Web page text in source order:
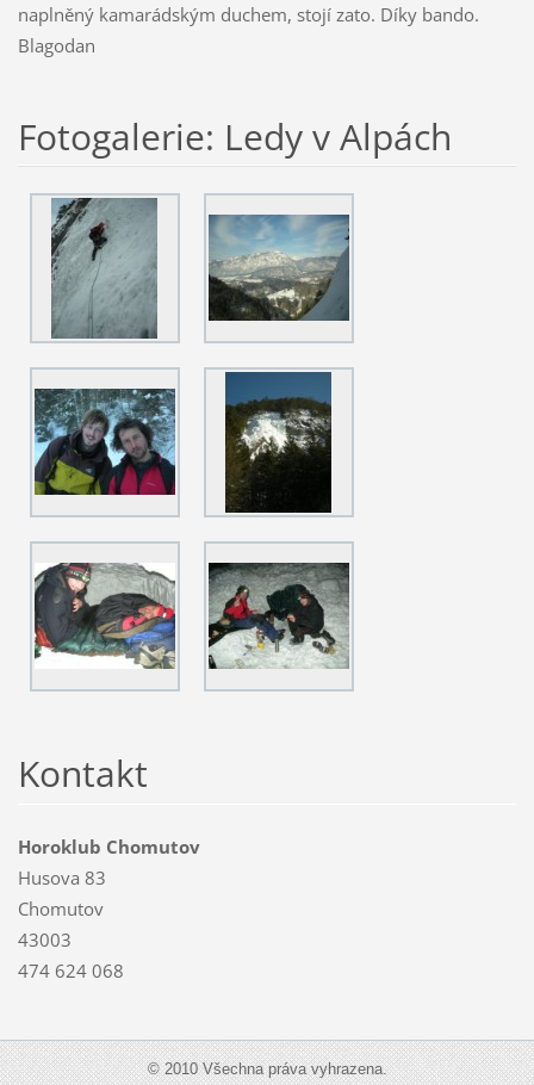
naplněný kamarádským duchem, stojí zato. Díky bando.
Blagodan
Fotogalerie: Ledy v Alpách
Kontakt
Horoklub Chomutov
Husova 83
Chomutov
43003
474 624 068
© 2010 Všechna práva vyhrazena.